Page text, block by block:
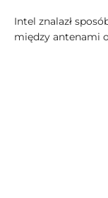
Intel znalazł
między antenami